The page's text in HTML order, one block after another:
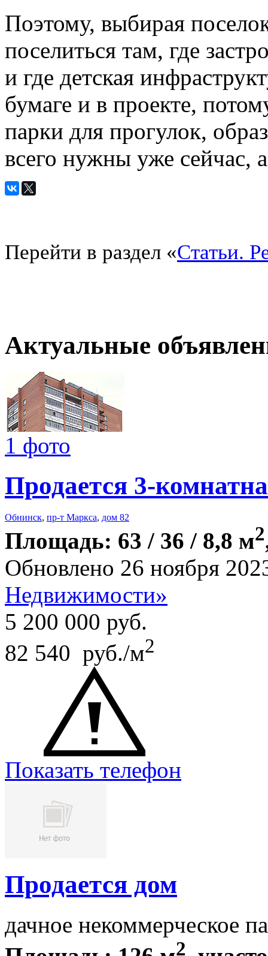
Поэтому, выбирая
поселиться там, где
и где детская
бумаге и в проекте,
парки для прогулок,
всего нужны уже сейчас,
Перейти в раздел «Статьи.
Актуальные
1 фото
Продается 3-
Обнинск, пр-т Маркса, дом 82
Площадь: 63 / 36 / 8,8 м2
Обновлено 26 ноября
Недвижимости»
5 200 000 руб.
82 540 руб./м2
Показать телефон
Продается дом
дачное некоммерческое
2